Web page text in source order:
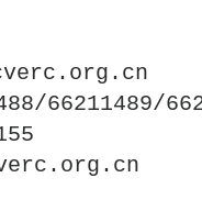
66211489/